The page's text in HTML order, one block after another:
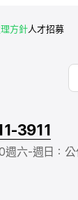
方針人才招募
3911
週六-週日：公